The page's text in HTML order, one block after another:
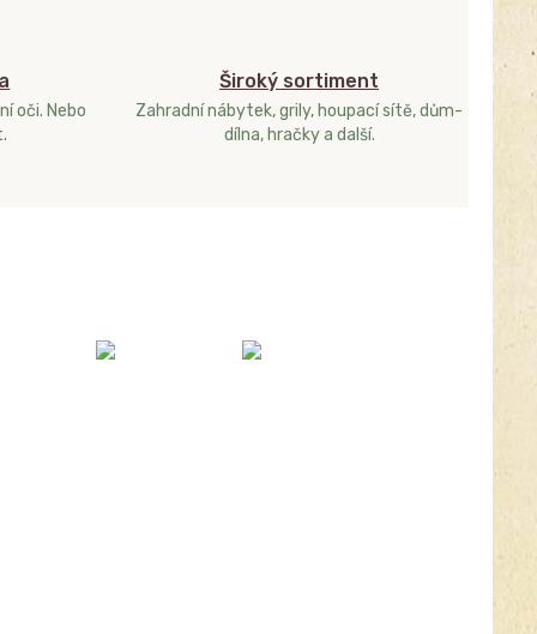
oči. Nebo
Široký sortiment
Zahradní nábytek, grily, houpací sítě, dům-
dílna, hračky a další.